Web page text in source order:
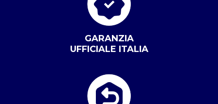
GARANZIA
UFFICIALE ITALIA